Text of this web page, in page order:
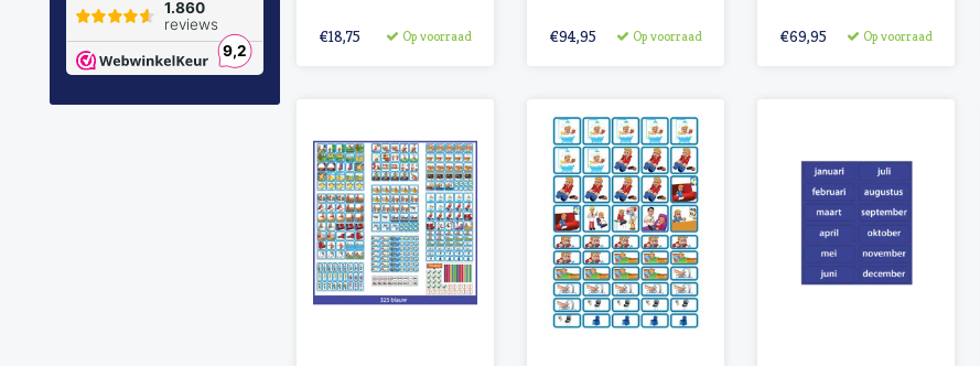
met 68 magnetische
€18,75 Op voorraad
geschikt als
beschrijfbaar en/of
werkt met onze
vrolijke magnetische
pictogrammen.
€94,95 Op voorraad
(lichtgewicht metalen)
ook beschrijfbaar.
€69,95 Op voorraad